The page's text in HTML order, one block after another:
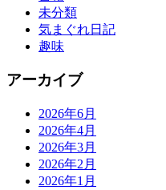
未分類
気まぐれ日記
趣味
アーカイブ
2026年6月
2026年4月
2026年3月
2026年2月
2026年1月